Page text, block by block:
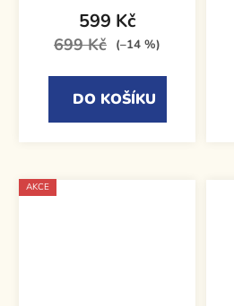
599 Kč
699 Kč (–14 %)
DO KOŠÍKU
AKCE